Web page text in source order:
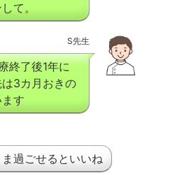
て。
S先生
終了後1年に
3カ月おきの
す
過ごせるといいね